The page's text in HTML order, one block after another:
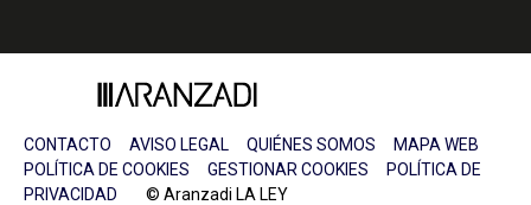
CONTACTO AVISO LEGAL QUIÉNES SOMOS
MAPA WEB
POLÍTICA DE COOKIES
GESTIONAR COOKIES
POLÍTICA DE
PRIVACIDAD © Aranzadi LA LEY